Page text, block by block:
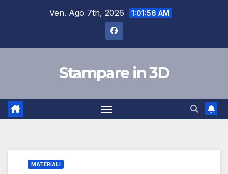
Ven. Ago 7th, 2026 1:01:57 AM
Stampare in 3D
MATERIALI